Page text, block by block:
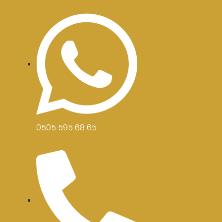
0505 595 68 65